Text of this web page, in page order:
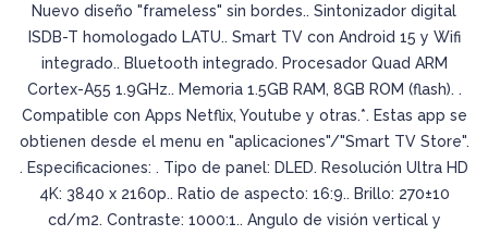
Nuevo diseño "frameless" sin bordes.. Sintonizador digital
ISDB-T homologado LATU.. Smart TV con Android 15 y Wifi
integrado.. Bluetooth integrado. Procesador Quad ARM
Cortex-A55 1.9GHz.. Memoria 1.5GB RAM, 8GB ROM (flash). .
Compatible con Apps Netflix, Youtube y otras.*. Estas app se
obtienen desde el menu en "aplicaciones"/"Smart TV Store".
. Especificaciones: . Tipo de panel: DLED. Resolución Ultra HD
4K: 3840 x 2160p.. Ratio de aspecto: 16:9.. Brillo: 270±10
cd/m2. Contraste: 1000:1.. Angulo de visión vertical y